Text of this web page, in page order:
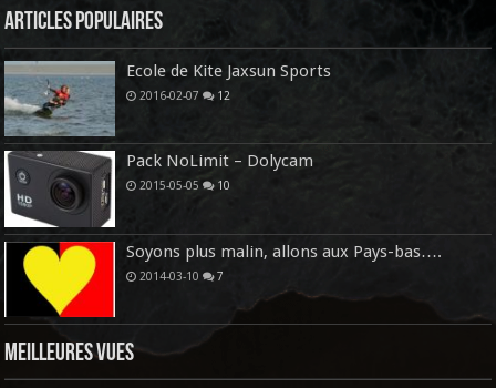
Articles Populaires
Ecole de Kite Jaxsun Sports
2016-02-07 12
Pack NoLimit – Dolycam
2015-05-05 10
Soyons plus malin, allons aux Pays-bas….
2014-03-10 7
Meilleures vues